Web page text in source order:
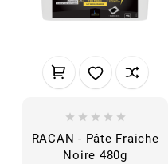
    
RACAN - Pâte Fraiche
Noire 480g